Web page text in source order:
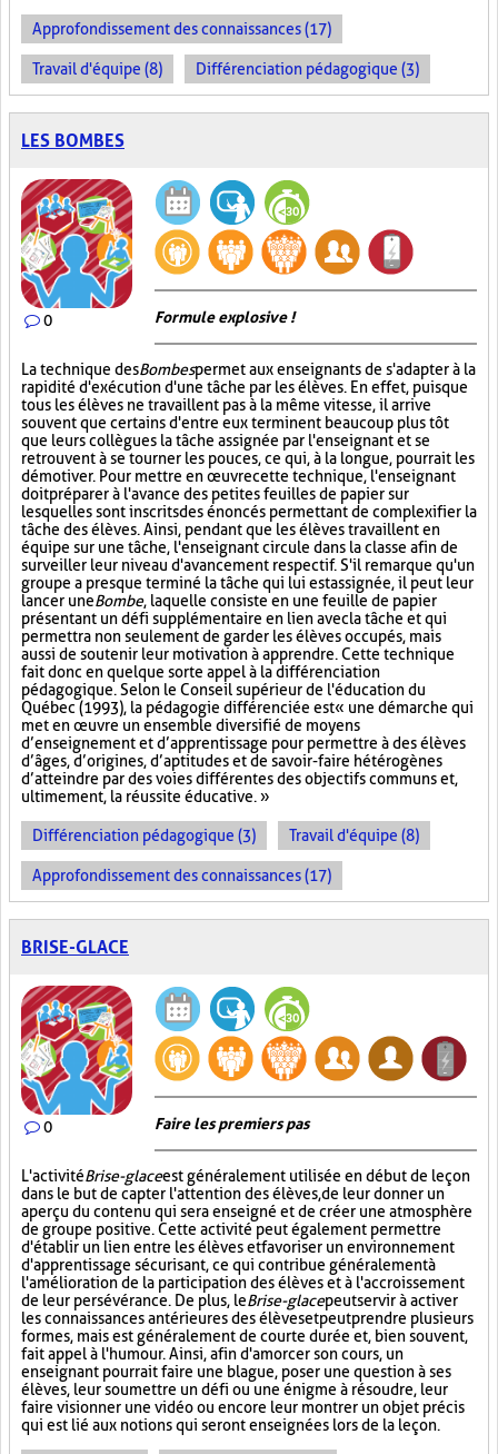
Approfondissement des connaissances (17)
Travail d'équipe (8) Différenciation pédagogique (3)
LES BOMBES
0 Formule explosive !
La technique desBombespermet aux enseignants de s'adapter à la
rapidité d'exécution d'une tâche par les élèves. En effet, puisque
tous les élèves ne travaillent pas à la même vitesse, il arrive
souvent que certains d'entre eux terminent beaucoup plus tôt
que leurs collègues la tâche assignée par l'enseignant et se
retrouvent à se tourner les pouces, ce qui, à la longue, pourrait les
démotiver. Pour mettre en œuvre cette technique, l'enseignant
doit préparer à l'avance des petites feuilles de papier sur
lesquelles sont inscrits des énoncés permettant de complexifier la
tâche des élèves. Ainsi, pendant que les élèves travaillent en
équipe sur une tâche, l'enseignant circule dans la classe afin de
surveiller leur niveau d'avancement respectif. S'il remarque qu'un
groupe a presque terminé la tâche qui lui est assignée, il peut leur
lancer uneBombe, laquelle consiste en une feuille de papier
présentant un défi supplémentaire en lien avec la tâche et qui
permettra non seulement de garder les élèves occupés, mais
aussi de soutenir leur motivation à apprendre. Cette technique
fait donc en quelque sorte appel à la différenciation
pédagogique. Selon le Conseil supérieur de l'éducation du
Québec (1993), la pédagogie différenciée est « une démarche qui
met en œuvre un ensemble diversifié de moyens
d’enseignement et d’apprentissage pour permettre à des élèves
d’âges, d’origines, d’aptitudes et de savoir-faire hétérogènes
d’atteindre par des voies différentes des objectifs communs et,
ultimement, la réussite éducative. »
Différenciation pédagogique (3) Travail d'équipe (8)
Approfondissement des connaissances (17)
BRISE-GLACE
0 Faire les premiers pas
L'activitéBrise-glaceest généralement utilisée en début de leçon
dans le but de capter l'attention des élèves, de leur donner un
aperçu du contenu qui sera enseigné et de créer une atmosphère
de groupe positive. Cette activité peut également permettre
d'établir un lien entre les élèves et favoriser un environnement
d'apprentissage sécurisant, ce qui contribue généralement à
l'amélioration de la participation des élèves et à l'accroissement
de leur persévérance. De plus, leBrise-glacepeut servir à activer
les connaissances antérieures des élèves et peut prendre plusieurs
formes, mais est généralement de courte durée et, bien souvent,
fait appel à l'humour. Ainsi, afin d'amorcer son cours, un
enseignant pourrait faire une blague, poser une question à ses
élèves, leur soumettre un défi ou une énigme à résoudre, leur
faire visionner une vidéo ou encore leur montrer un objet précis
qui est lié aux notions qui seront enseignées lors de la leçon.